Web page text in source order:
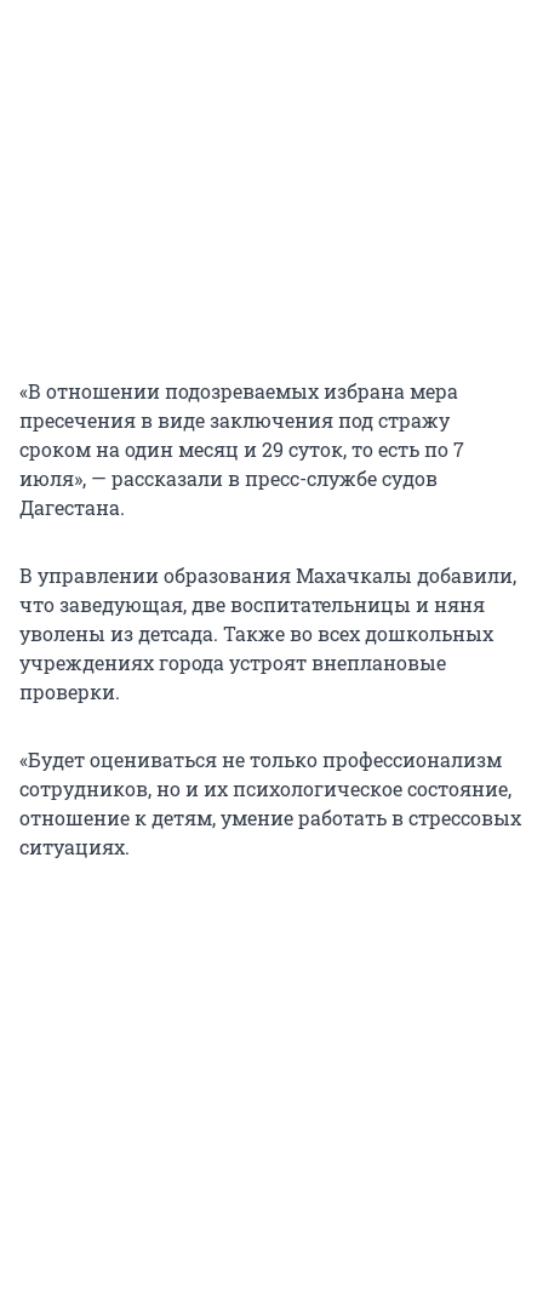
«В отношении подозреваемых избрана мера
пресечения в виде заключения под стражу
сроком на один месяц и 29 суток, то есть по 7
июля», — рассказали в пресс-службе судов
Дагестана.
В управлении образования Махачкалы добавили,
что заведующая, две воспитательницы и няня
уволены из детсада. Также во всех дошкольных
учреждениях города устроят внеплановые
проверки.
«Будет оцениваться не только профессионализм
сотрудников, но и их психологическое состояние,
отношение к детям, умение работать в стрессовых
ситуациях.